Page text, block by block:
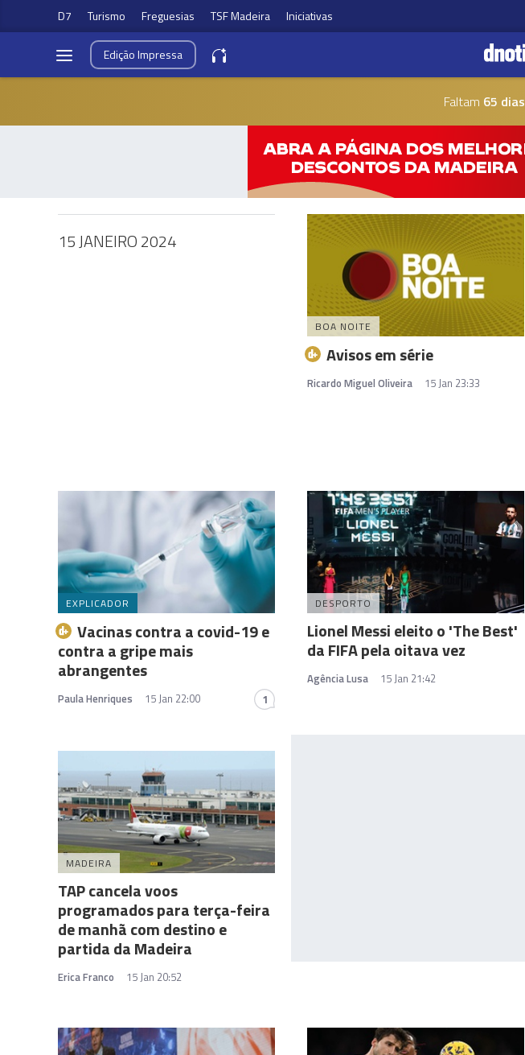
D7 Turismo Freguesias TSF Madeira Iniciativas
EdiçãoImpressa
Faltam 65 dias
15 JANEIRO 2024
BOA NOITE
Avisos em série
Ricardo Miguel Oliveira 15 Jan 23:33
EXPLICADOR
Vacinas contra a covid-19 e
contra a gripe mais
abrangentes
Paula Henriques 15 Jan 22:00 1
DESPORTO
Lionel Messi eleito o 'The Best'
da FIFA pela oitava vez
Agência Lusa 15 Jan 21:42
MADEIRA
TAP cancela voos
programados para terça-feira
de manhã com destino e
partida da Madeira
Erica Franco 15 Jan 20:52